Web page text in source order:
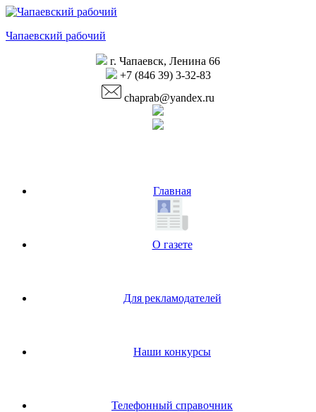
Перейти
содержимому
Чапаевский рабочий
г. Чапаевск, Ленина 66
+7 (846 39) 3-32-83
chaprab@yandex.ru
Главная
О газете
Для рекламодателей
Наши конкурсы
Телефонный справочник